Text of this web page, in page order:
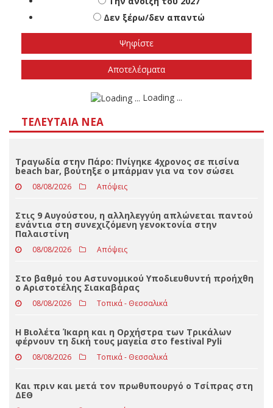
Πότε πιστεύετε ότι θα γίνουν οι εθνικές
εκλογές
Το φθινόπωρο του 2026
Την άνοιξη του 2027
Δεν ξέρω/δεν απαντώ
ΤΕΛΕΥΤΑΊΑ ΝΈΑ
Τραγωδία στην Πάρο: Πνίγηκε 4χρονος σε πισίνα
beach bar, βούτηξε ο μπάρμαν για να τον σώσει
08/08/2026
ενάντια στη συνεχιζόμενη γενοκτονία στην
Παλαιστίνη
08/08/2026 Απόψεις
Στο βαθμό του Αστυνομικού Υποδιευθυντή προήχθη
ο Αριστοτέλης Σιακαβάρας
08/08/2026 Τοπικά - Θεσσαλικά
Η Βιολέτα Ίκαρη και η Ορχήστρα των Τρικάλων
φέρνουν τη δική τους μαγεία στο festival Pyli